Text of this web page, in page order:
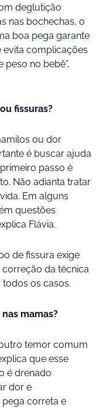
deglutição
nas bochechas, o
boa pega garante
evita complicações
no bebê”,
fissuras?
ou dor
é buscar ajuda
passo é
Não adianta tratar
Em alguns
questões
Flávia.
de fissura exige
da técnica
os casos.
mamas?
temor comum
que esse
é drenado
dor e
pega correta e